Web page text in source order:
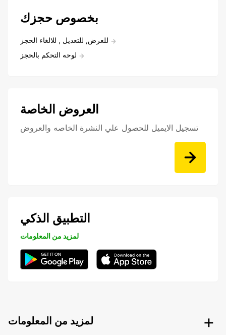
بخصوص حجزك
للعرض, للتعديل , للالغاء الحجز
لوحه التحكم بالحجز
العروض الخاصة
تسجيل الايميل للحصول علي النشرة الخاصه والعروض
التطبيق الذكي
لمزيد من المعلومات
لمزيد من المعلومات